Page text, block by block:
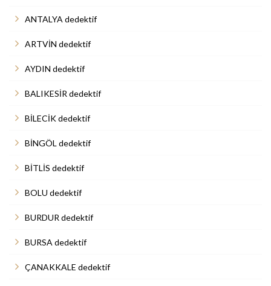
ANTALYA dedektif
ARTVİN dedektif
AYDIN dedektif
BALIKESİR dedektif
BİLECİK dedektif
BİNGÖL dedektif
BİTLİS dedektif
BOLU dedektif
BURDUR dedektif
BURSA dedektif
ÇANAKKALE dedektif